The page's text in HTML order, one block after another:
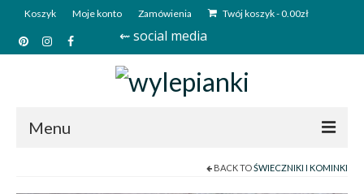
Koszyk Moje konto Zamówienia Twój koszyk-0.00zł
⇜ social media
Menu
BACK TOŚWIECZNIKI I KOMINKI